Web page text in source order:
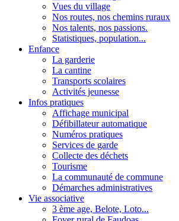
Vues du village
Nos routes, nos chemins ruraux
Nos talents, nos passions.
Statistiques, population...
Enfance
La garderie
La cantine
Transports scolaires
Activités jeunesse
Infos pratiques
Affichage municipal
Défibillateur automatique
Numéros pratiques
Services de garde
Collecte des déchets
Tourisme
La communauté de commune
Démarches administratives
Vie associative
3 ème age, Belote, Loto...